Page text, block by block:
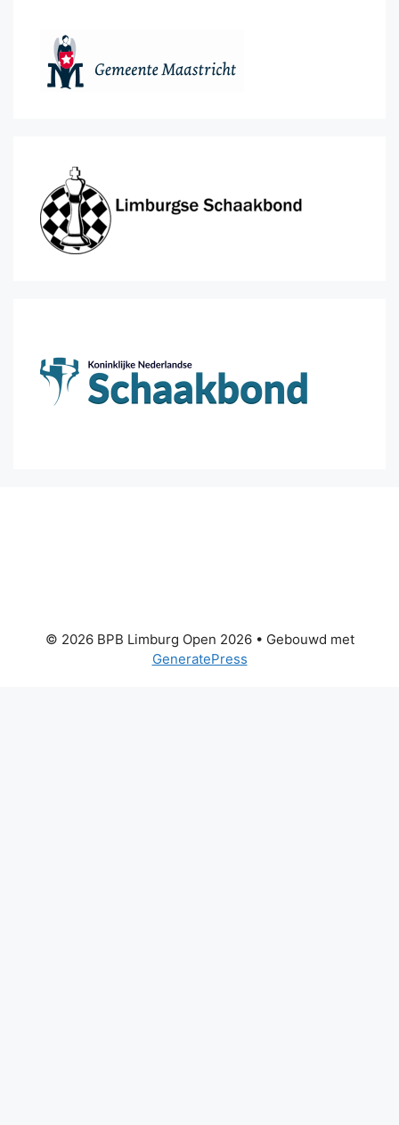
© 2026 BPB Limburg Open 2026• Gebouwd met
GeneratePress